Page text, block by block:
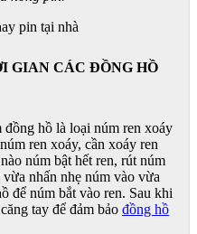
GIAN CÁC ĐỒNG HỒ
hồ là loại núm ren xoáy
ren xoáy, cần xoáy ren
núm bật hết ren, rút núm
nhấn nhẹ núm vào vừa
để núm bắt vào ren. Sau khi
tay để đảm bảo đồng hồ